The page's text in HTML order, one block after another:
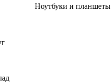
Ноутбуки и планшеты